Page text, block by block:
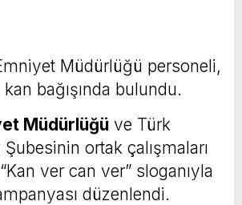
Müdürlüğü personeli,
kan bağışında bulundu.
Müdürlüğü ve Türk
Şubesinin ortak çalışmaları
ver can ver” sloganıyla
düzenlendi.